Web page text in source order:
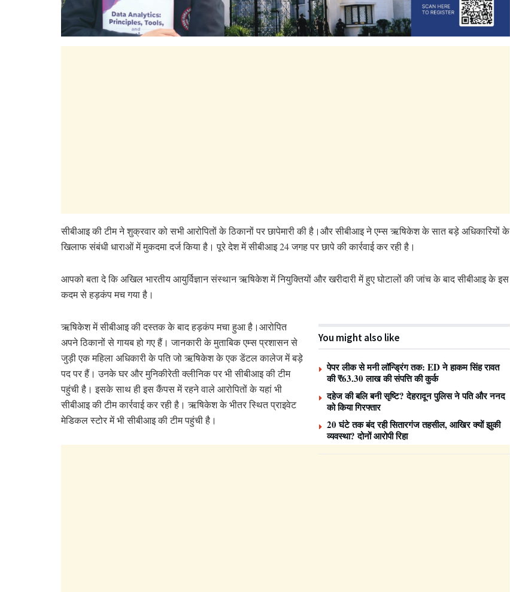
सीबीआइ की टीम ने शुक्रवार को सभी आरोपितों के ठिकानों पर छापेमारी की है।और सीबीआइ ने एम्स ऋषिकेश के सात बड़े अधिकारियों के
खिलाफ संबंधी धाराओं में मुकदमा दर्ज किया है। पूरे देश में सीबीआइ 24 जगह पर छापे की कार्रवाई कर रही है।
आपको बता दे कि अखिल भारतीय आयुर्विज्ञान संस्थान ऋषिकेश में नियुक्तियों और खरीदारी में हुए घोटालों की जांच के बाद सीबीआइ के इस
कदम से हड़कंप मच गया है।
You might also like
पेपर लीक से मनी लॉन्ड्रिंग तक: ED ने हाकम सिंह रावत
की ₹63.30 लाख की संपत्ति की कुर्क
दहेज की बलि बनी सृष्टि? देहरादून पुलिस ने पति और ननद
को किया गिरफ्तार
20 घंटे तक बंद रही सितारगंज तहसील, आखिर क्यों झुकी
व्यवस्था? दोनों आरोपी रिहा
ऋषिकेश में सीबीआइ की दस्तक के बाद हड़कंप मचा हुआ है।आरोपित
अपने ठिकानों से गायब हो गए हैं। जानकारी के मुताबिक एम्स प्रशासन से
जुड़ी एक महिला अधिकारी के पति जो ऋषिकेश के एक डेंटल कालेज में बड़े
पद पर हैं। उनके घर और मुनिकीरेती क्लीनिक पर भी सीबीआइ की टीम
पहुंची है। इसके साथ ही इस कैंपस में रहने वाले आरोपितों के यहां भी
सीबीआइ की टीम कार्रवाई कर रही है। ऋषिकेश के भीतर स्थित प्राइवेट
मेडिकल स्टोर में भी सीबीआइ की टीम पहुंची है।